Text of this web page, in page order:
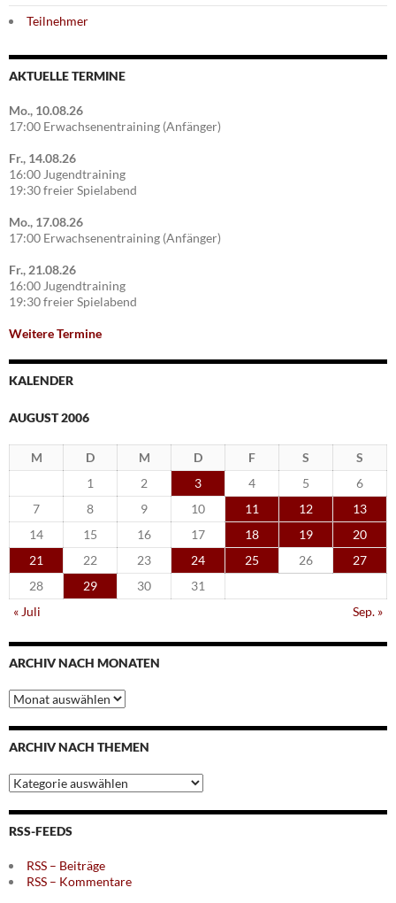
Teilnehmer
AKTUELLE TERMINE
Mo., 10.08.26
17:00 Erwachsenentraining (Anfänger)
Fr., 14.08.26
16:00 Jugendtraining
19:30 freier Spielabend
Mo., 17.08.26
17:00 Erwachsenentraining (Anfänger)
Fr., 21.08.26
16:00 Jugendtraining
19:30 freier Spielabend
Weitere Termine
KALENDER
AUGUST 2006
M D M D F S
S
1
2 3 4 5
6
7
8 9 10 11 12
13
14
15 16 17 18 19
20
21
22 23 24 25 26
27
28
29 30
31
« Juli
Sep. »
ARCHIV NACH MONATEN
Archiv
nach
Monaten
ARCHIV NACH THEMEN
Archiv
nach
Themen
RSS-FEEDS
RSS – Beiträge
RSS – Kommentare